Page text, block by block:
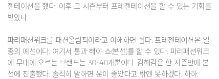
젠테이션을 했다. 이후 그 시즌부터 프레젠테이션을 할 수 있는 기회를
받았다.
파리패션위크를 패션올림픽이라고 이해하면 쉽다. 프레젠테이션은 일
종의 예선이다. 여기서 통과 해야 쇼(본선)를 할 수 있다. 파리패션위크
에 무대에 오르는 브랜드는 30~40개뿐이다. 김해김은 한 시즌만에 본
선에 진출했다. 솔직히 말하면 운이 좋았다고 밖엔 못하겠다. 하하.